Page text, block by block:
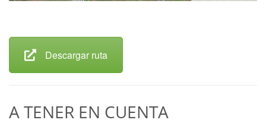
Descargar ruta
A TENER EN CUENTA